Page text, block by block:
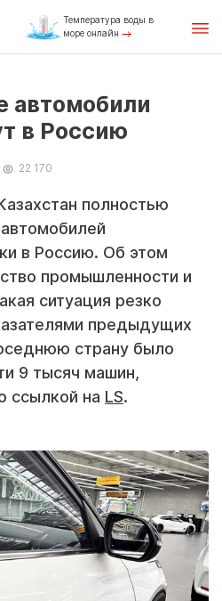
Температура воды в
море онлайн
автомобили
в Россию
22 170
полностью
в Россию. Об этом
промышленности и
ситуация резко
предыдущих
страну было
9 тысяч машин,
ссылкой на LS.